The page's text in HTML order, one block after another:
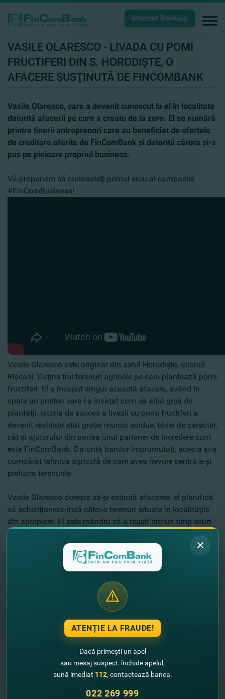
Internet Banking
VASILE OLARESCO - LIVADA CU POMI
FRUCTIFERI DIN S. HORODIŞTE, O
AFACERE SUSŢINUTĂ DE FINCOMBANK
Vasile Olaresco, care a devenit cunoscut la el în localitate
datorită afacerii pe care a creato de la zero. El se numără
printre tinerii antreprenori care au beneficiat de ofertele
de creditare oferite de FinComBank şi datorită cărora şi-a
pus pe picioare propriul business.
Vă propunem să cunoaşteţi primul erou al campaniei
#FinComBusiness!
Vasile Olaresco este originar din satul Horodişte, raionul
Rîşcani. Deţine trei terenuri agricole pe care plantează pomi
fructiferi. El a început singur această afacere, având în
spate un prieten care l-a învăţat cum să aibă grijă de
plantaţii. Istoria de succes a livezii cu pomi fructiferi a
devenit realitate atât graţie muncii asidue, tăriei de caracter,
cât şi ajutorului din partea unui partener de încredere cum
este FinComBank. Datorită banilor împrumutaţi, acesta şi-a
cumpărat tehnica agricolă de care avea nevoie pentru a-şi
prelucra terenurile.
Vasile Olaresco doreşte să-şi extindă afacerea, el planifică
să achiziţioneze încă câteva terenuri situate în localităţile
din apropiere. El este mândru că a reuşit într-un timp scurt
să obţină astfel de rezultate. Acum, puieţii lui sunt
cumpăraţi în toată R. Moldova, iar numele lui este
binecunoscut în acest domeniu.
#FinComBusiness – partenerul succesului tău!
"FinComBank" S.A. este membră a
Schemei de Garantare a Depozitelor
din Republica Moldova
ATENȚIE LA FRAUDE!
Dacă primești un apel
sau mesaj suspect: închide apelul,
sună imediat 112, contactează banca.
022 269 999